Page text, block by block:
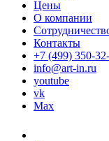
Цены
О компании
Контакты
+7 (499) 350-
info@art-in.ru
youtube
vk
Max